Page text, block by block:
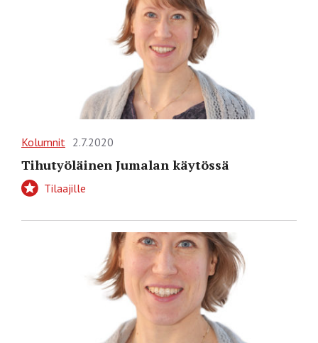
Kolumnit 2.7.2020
Tihutyöläinen Jumalan käytössä
Tilaajille